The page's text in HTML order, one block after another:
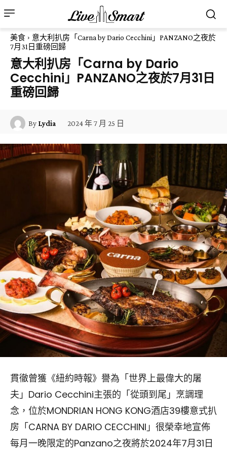
美食
意大利扒房「Carna by Dario Cecchini」PANZANO之夜於
7月31日重磅回歸
意大利扒房「Carna by Dario
Cecchini」PANZANO之夜於7月31日
重磅回歸
By Lydia 2024 年 7 月 25 日
貫徹曾獲《紐約時報》譽為「世界上最偉大的屠
夫」Dario Cecchini主張的「從頭到尾」烹調理
念，位於MONDRIAN HONG KONG酒店39樓意式扒
房「CARNA BY DARIO CECCHINI」很榮幸地宣佈
每月一晚限定的Panzano之夜將於2024年7月31日